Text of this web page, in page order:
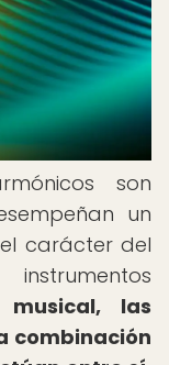
son
un
carácter del
las
combinación